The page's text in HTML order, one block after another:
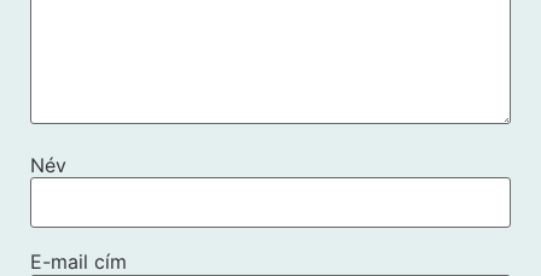
Név
E-mail cím